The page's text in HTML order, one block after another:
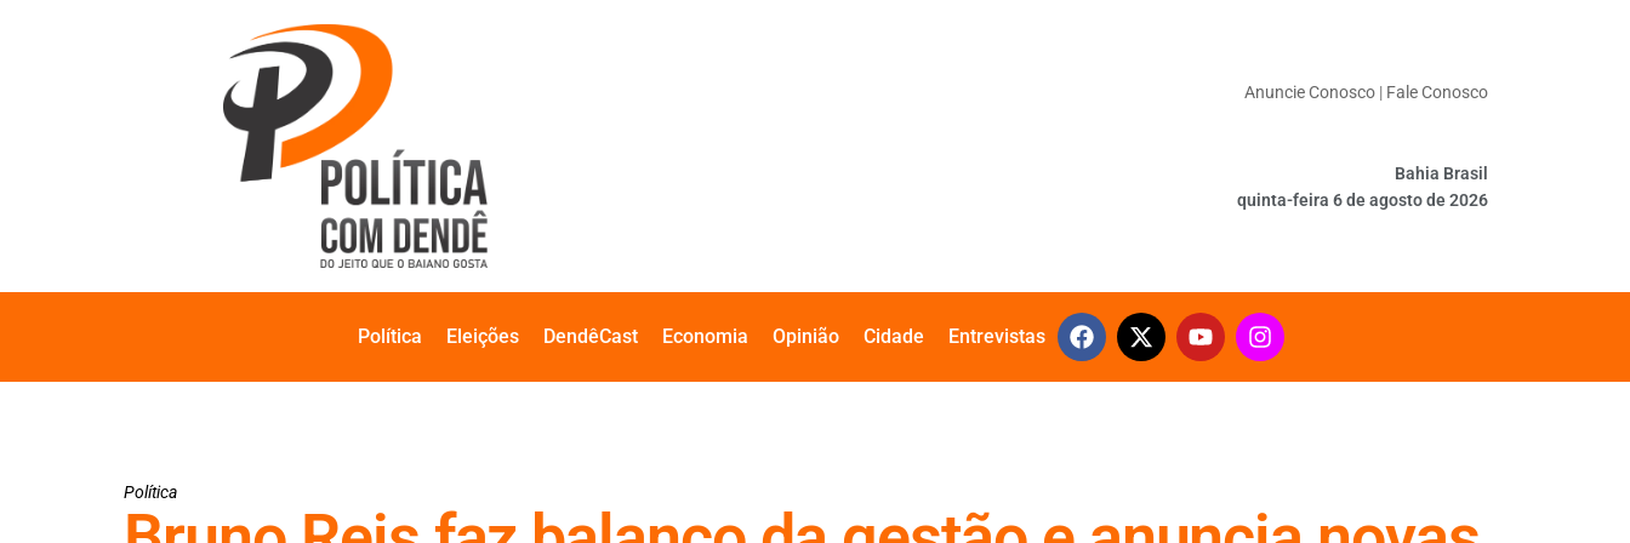
Anuncie Conosco | Fale Conosco
Bahia Brasil
quinta-feira 6 de agosto de 2026
Política Eleições DendêCast Economia Opinião Cidade Entrevistas
Política